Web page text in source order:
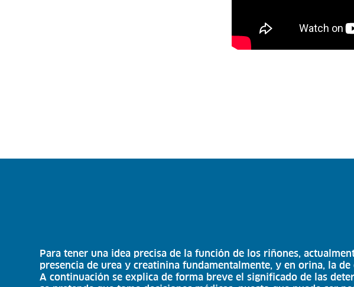
Para tener una idea precisa de la función de los riñones,
presencia de urea y creatinina fundamentalmente, y en orina, la
A continuación se explica de forma breve el significado de las